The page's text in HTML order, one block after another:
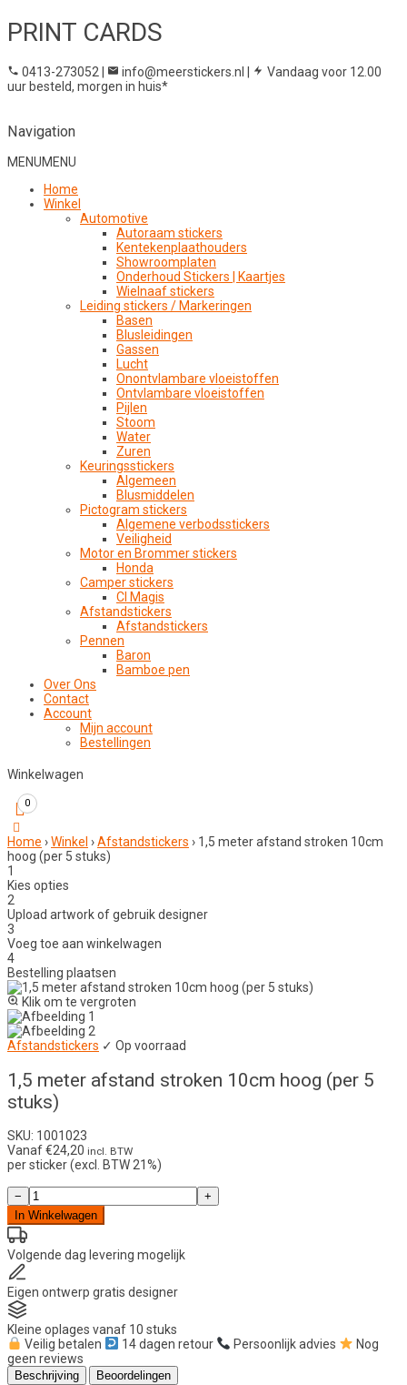
PRINT CARDS
0413-273052 | info@meerstickers.nl |
Vandaag voor 12.00
uur besteld, morgen in huis*
Navigation
MENUMENU
Home
Winkel
Automotive
Autoraam stickers
Kentekenplaathouders
Showroomplaten
Onderhoud Stickers | Kaartjes
Wielnaaf stickers
Leiding stickers / Markeringen
Basen
Blusleidingen
Gassen
Lucht
Onontvlambare vloeistoffen
Ontvlambare vloeistoffen
Pijlen
Stoom
Water
Zuren
Keuringsstickers
Algemeen
Blusmiddelen
Pictogram stickers
Algemene verbodsstickers
Veiligheid
Motor en Brommer stickers
Honda
Camper stickers
CI Magis
Afstandstickers
Afstandstickers
Pennen
Baron
Bamboe pen
Over Ons
Contact
Account
Mijn account
Bestellingen
Winkelwagen
0
Home ›Winkel ›Afstandstickers › 1,5 meter afstand stroken 10cm
hoog (per 5 stuks)
1
Kies opties
2
Upload artwork of gebruik designer
3
Voeg toe aan winkelwagen
4
Bestelling plaatsen
Klik om te vergroten
Afstandstickers ✓ Op voorraad
1,5 meter afstand stroken 10cm hoog (per 5
stuks)
SKU: 1001023
Vanaf€24,20 incl. BTW
per sticker (excl. BTW 21%)
1,5
meter
afstand
stroken
10cm
hoog
(per
5
stuks)
aantal
−
+
In Winkelwagen
Volgende dag levering mogelijk
Eigen ontwerp gratis designer
Kleine oplages vanaf 10 stuks
Veilig betalen
14 dagen retour Persoonlijk advies
Nog
geen reviews
Beschrijving Beoordelingen